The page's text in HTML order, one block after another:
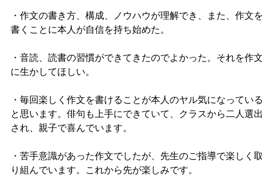
・作文の書き方、構成、ノウハウが理解でき、また、作文
書くことに本人が自信を持ち始めた。
・音読、読書の習慣ができてきたのでよかった。それを作
に生かしてほしい。
・毎回楽しく作文を書けることが本人のヤル気になってい
と思います。俳句も上手にできていて、クラスから二人選
され、親子で喜んでいます。
・苦手意識があった作文でしたが、先生のご指導で楽しく
り組んでいます。これから先が楽しみです。